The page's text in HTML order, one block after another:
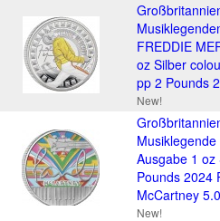
FREDDIE
oz Silber
pp 2 Pounds
New!
Musiklegende
Ausgabe 1 oz
Pounds 2024
McCartney
New!